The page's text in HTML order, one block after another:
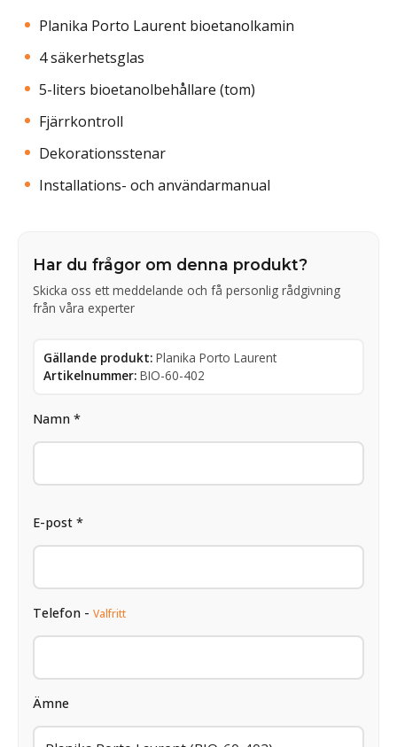
Planika Porto Laurent bioetanolkamin
4 säkerhetsglas
5-liters bioetanolbehållare (tom)
Fjärrkontroll
Dekorationsstenar
Installations- och användarmanual
Har du frågor om denna produkt?
Skicka oss ett meddelande och få personlig rådgivning
från våra experter
Gällande produkt: Planika Porto Laurent
Artikelnummer: BIO-60-402
Namn *
E-post *
Telefon - Valfritt
Ämne